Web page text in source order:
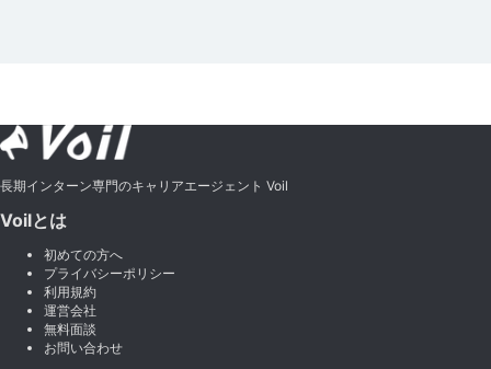
長期インターン専門のキャリアエージェント Voil
Voilとは
初めての方へ
プライバシーポリシー
利用規約
運営会社
無料面談
お問い合わせ